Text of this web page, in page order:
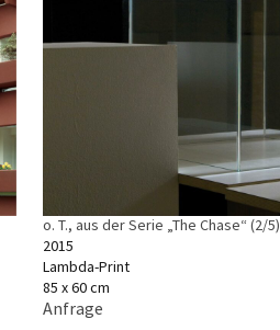
o. T., aus der Serie „The Chase“ (2/5)
2015
Lambda-Print
85 x 60 cm
Anfrage